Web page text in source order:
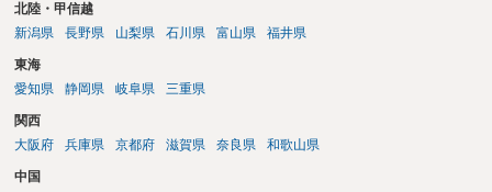
北陸・甲信越
新潟県
長野県 山梨県 石川県 富山県 福井県
東海
愛知県
静岡県 岐阜県 三重県
関西
大阪府
兵庫県 京都府 滋賀県 奈良県 和歌山県
中国